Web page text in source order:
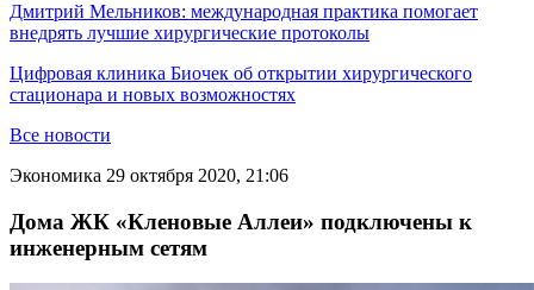
Дмитрий Мельников: международная практика помогает
внедрять лучшие хирургические протоколы
Цифровая клиника Биочек об открытии хирургического
стационара и новых возможностях
Все новости
Экономика 29 октября 2020, 21:06
Дома ЖК «Кленовые Аллеи» подключены к
инженерным сетям